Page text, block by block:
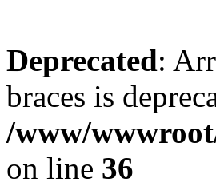
Deprecated:
braces is
/www/
on line 36